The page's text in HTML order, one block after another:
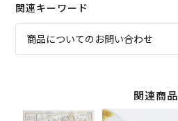
関連キーワード
商品についてのお問い合わせ
関連商品